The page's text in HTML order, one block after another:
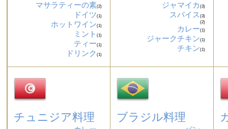
マサラティーの素(2)
ドイツ(1)
ホットワイン(1)
ミント(1)
ティー(1)
ドリンク(1)
ジャマイカ (3)
スパイス (3)
(2)
カレー(1)
ジャークチキン(1)
チキン(1)
チュニジア料理 ブラジル料理